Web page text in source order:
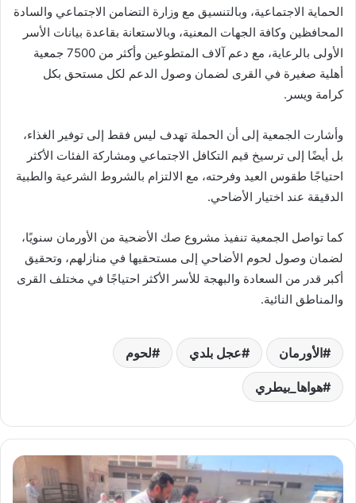
الحماية الاجتماعية، وبالتنسيق مع وزارة التضامن الاجتماعي والسادة
المحافظين وكافة الجهات المعنية، وبالاستعانة بقاعدة بيانات الأسر
الأولى بالرعاية، مع دعم آلاف المتطوعين وأكثر من 7500 جمعية
أهلية صغيرة في القرى لضمان وصول الدعم لكل مستحق بكل
كرامة ويسر.
وأشارت الجمعية إلى أن الحملة تهدف ليس فقط إلى توفير الغذاء،
بل أيضًا إلى ترسيخ قيم التكافل الاجتماعي ومشاركة الفئات الأكثر
احتياجًا طقوس العيد وفرحته، مع الالتزام بالشروط الشرعية والطبية
الدقيقة عند اختيار الأضاحي.
كما تواصل الجمعية تنفيذ مشروع صك الأضحية من الأورمان سنويًا،
لضمان وصول لحوم الأضاحي إلى مستحقيها في منازلهم، وتحقيق
أكبر قدر من السعادة والبهجة للأسر الأكثر احتياجًا في مختلف القرى
والمناطق النائية.
الأورمان عجل بلدي لحوم
هواها_بيطري
الغربية
تحصّن
150